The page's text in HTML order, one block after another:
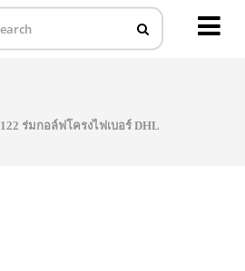
122 ร่มกอล์ฟโครงไฟเบอร์ DHL